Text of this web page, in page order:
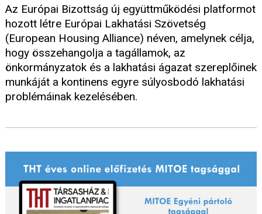
Az Európai Bizottság új együttműködési platformot
hozott létre Európai Lakhatási Szövetség
(European Housing Alliance) néven, amelynek célja,
hogy összehangolja a tagállamok, az
önkormányzatok és a lakhatási ágazat szereplőinek
munkáját a kontinens egyre súlyosbodó lakhatási
problémáinak kezelésében.